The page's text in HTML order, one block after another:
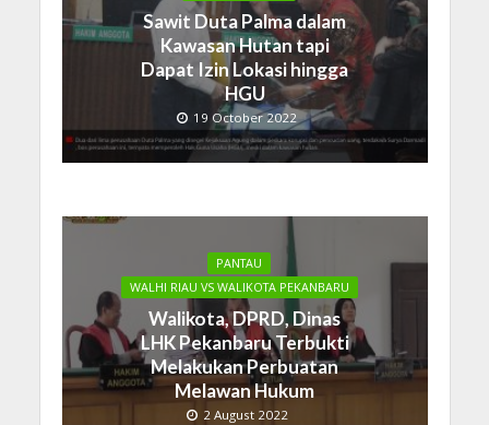
Sawit Duta Palma dalam
Kawasan Hutan tapi
Dapat Izin Lokasi hingga
HGU
19 October 2022
PANTAU
WALHI RIAU VS WALIKOTA PEKANBARU
Walikota, DPRD, Dinas
LHK Pekanbaru Terbukti
Melakukan Perbuatan
Melawan Hukum
2 August 2022